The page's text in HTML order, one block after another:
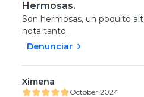
Hermosas.
Son hermosas, un poquito
nota tanto.
Denunciar
Ximena
October 2024